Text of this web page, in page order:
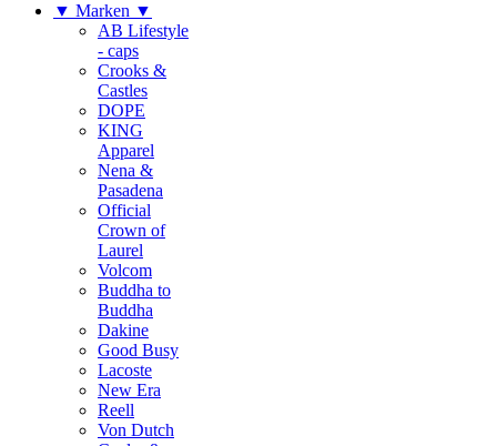
▼ Marken ▼
AB Lifestyle
- caps
Crooks &
Castles
DOPE
KING
Apparel
Nena &
Pasadena
Official
Crown of
Laurel
Volcom
Buddha to
Buddha
Dakine
Good Busy
Lacoste
New Era
Reell
Von Dutch